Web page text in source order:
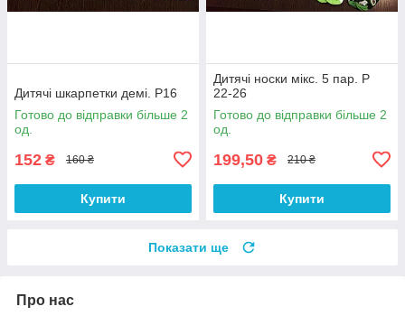
Дитячі шкарпетки демі. Р16
Готово до відправки більше 2
од.
152 ₴ 160 ₴
Купити
Дитячі носки мікс. 5 пар. Р
22-26
Готово до відправки більше 2
од.
199,50 ₴ 210 ₴
Купити
Показати ще
Про нас